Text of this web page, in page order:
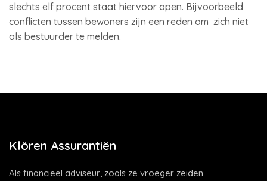
slechts elf procent staat hiervoor open. Bijvoorbeeld
conflicten tussen bewoners zijn een reden om zich niet
als bestuurder te melden.
Klören Assurantiën
Als financieel adviseur, zoals ze vroeger zeiden